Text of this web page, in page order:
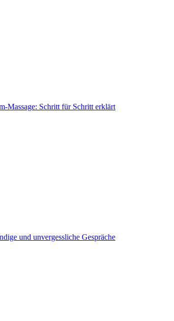
Massage: Schritt für Schritt erklärt
und unvergessliche Gespräche